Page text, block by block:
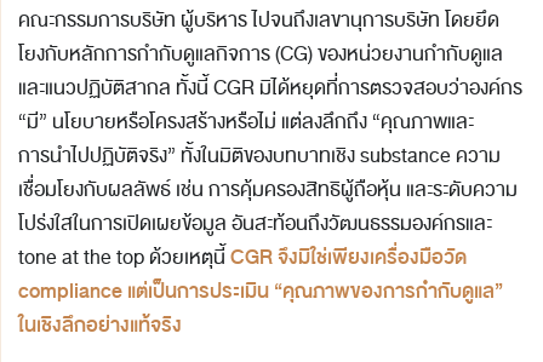
คณะกรรมการบริษัท ผู้บริหาร ไปจนถึงเลขานุการบริษัท โดยยึด
โยงกับหลักการกำกับดูแลกิจการ (CG) ของหน่วยงานกำกับดูแล
และแนวปฏิบัติสากล ทั้งนี้ CGR มิได้หยุดที่การตรวจสอบว่าองค์กร
“มี” นโยบายหรือโครงสร้างหรือไม่ แต่ลงลึกถึง “คุณภาพและ
การนำไปปฏิบัติจริง” ทั้งในมิติของบทบาทเชิง substance ความ
เชื่อมโยงกับผลลัพธ์ เช่น การคุ้มครองสิทธิผู้ถือหุ้น และระดับความ
โปร่งใสในการเปิดเผยข้อมูล อันสะท้อนถึงวัฒนธรรมองค์กรและ
tone at the top ด้วยเหตุนี้CGR จึงมิใช่เพียงเครื่องมือวัด
compliance แต่เป็นการประเมิน “คุณภาพของการกำกับดูแล”
ในเชิงลึกอย่างแท้จริง